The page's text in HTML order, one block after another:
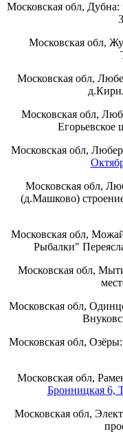
Московская обл,
Московская обл,
Московская обл,
Московская обл,
Егорьевское
Московская обл,
Московская обл,
(д.Машково)
Московская обл,
Рыбалки"
Московская обл,
Московская обл,
Московская обл,
Московская обл,
Бронницкая 6,
Московская обл,